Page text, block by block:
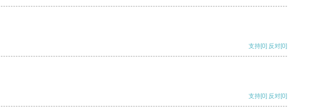
支持[0] 反对[0]
支持[0] 反对[0]